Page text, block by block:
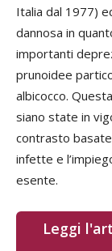
Italia dal 1977)
dannosa in
importanti
prunoidee
albicocco.
siano state in
contrasto
infette e
esente.
Leggi